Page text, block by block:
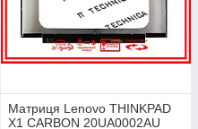
Матриця Lenovo THINKPAD
X1 CARBON 20UA0002AU